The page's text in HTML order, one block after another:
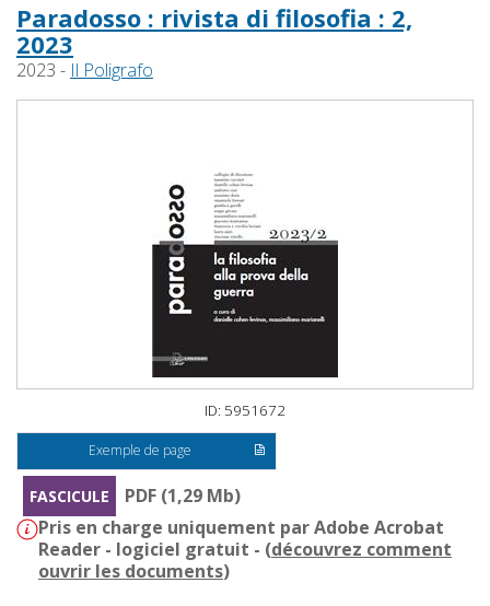
Paradosso : rivista di filosofia : 2,
2023
2023 - Il Poligrafo
ID: 5951672
Exemple de page
FASCICULE
PDF (1,29 Mb)
Pris en charge uniquement par Adobe Acrobat
Reader - logiciel gratuit - (découvrez comment
ouvrir les documents)